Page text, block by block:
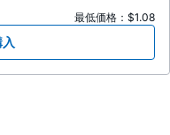
最低価格：$1.08